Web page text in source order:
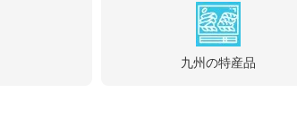
九州の特産品